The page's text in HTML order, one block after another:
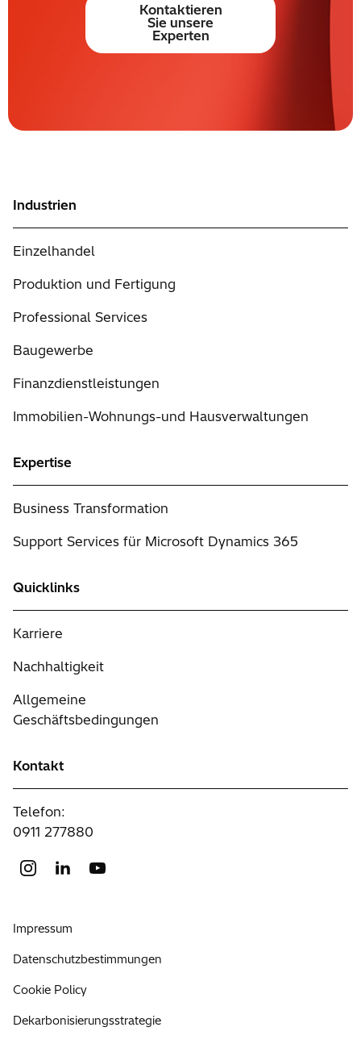
Kontaktieren
Sie unsere
Experten
Industrien
Einzelhandel
Produktion und Fertigung
Professional Services
Baugewerbe
Finanzdienstleistungen
Immobilien-Wohnungs-und Hausverwaltungen
Expertise
Business Transformation
Support Services für Microsoft Dynamics 365
Quicklinks
Karriere
Nachhaltigkeit
Allgemeine
Geschäftsbedingungen
Kontakt
Telefon:
0911 277880
Impressum
Datenschutzbestimmungen
Cookie Policy
Dekarbonisierungsstrategie